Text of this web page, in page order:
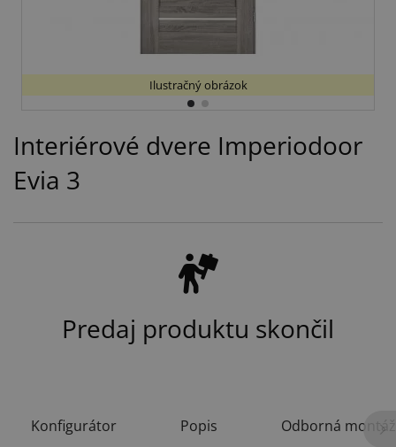
Ilustračný obrázok
Interiérové dvere Imperiodoor
Evia 3
Predaj produktu skončil
Konfigurátor Popis Odborná montáž